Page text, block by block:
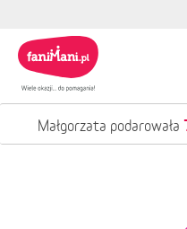
Małgorzata podarowała